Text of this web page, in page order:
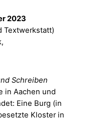
2023
Textwerkstatt)
Schreiben
in Aachen und
Eine Burg (in
Kloster in